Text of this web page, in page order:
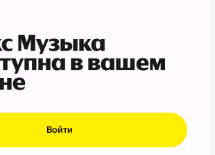
Музыка
в вашем
Войти